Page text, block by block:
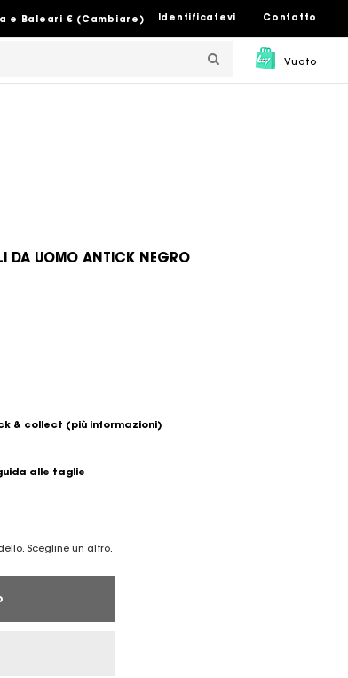
Contatto
Identificatevi
e Baleari € (Cambiare)
Vuoto
DA UOMO ANTICK NEGRO
& collect (più informazioni)
alle taglie
Scegline un altro.